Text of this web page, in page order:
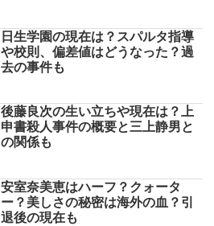
日生学園の現在は？スパルタ指導
や校則、偏差値はどうなった？過
去の事件も
後藤良次の生い立ちや現在は？上
申書殺人事件の概要と三上静男と
の関係も
安室奈美恵はハーフ？クォータ
ー？美しさの秘密は海外の血？引
退後の現在も